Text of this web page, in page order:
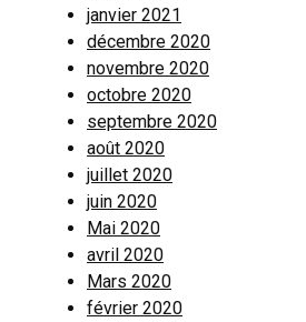
janvier 2021
décembre 2020
novembre 2020
octobre 2020
septembre 2020
août 2020
juillet 2020
juin 2020
Mai 2020
avril 2020
Mars 2020
février 2020